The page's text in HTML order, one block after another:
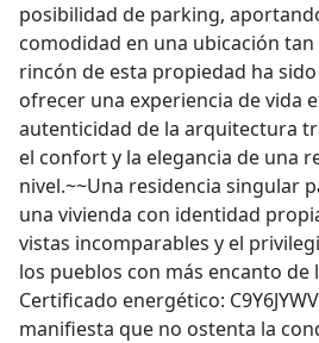
posibilidad de parking,
comodidad en una ubicación tan
rincón de esta propiedad ha
ofrecer una experiencia de vida
autenticidad de la arquitectura
el confort y la elegancia de una
nivel.~~Una residencia singular
una vivienda con identidad
vistas incomparables y el
los pueblos con más encanto de
Certificado energético:
manifiesta que no ostenta la